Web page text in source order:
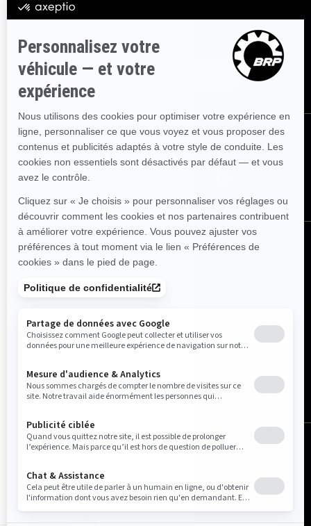
Inscrivez-vous à nos courriels.Recevez les dernières nouvelles, les
ABONNEZ-VOUS
NOUS SUIVRE
Belgique (français)
© BRP 2003-2026
Avis légal
Politique de confidentialité
Pratiques relatives à l'utilisation des témoins
Accessibilité